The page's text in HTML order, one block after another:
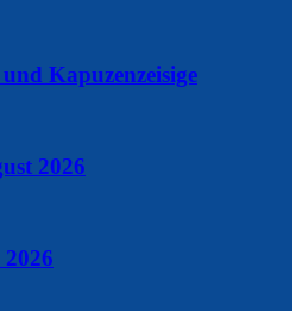
Kapuzenzeisige
2026